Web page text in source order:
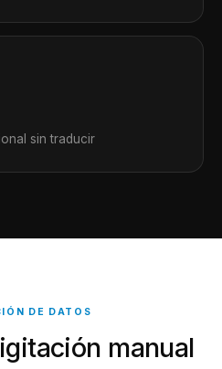
sin traducir
DE DATOS
manual